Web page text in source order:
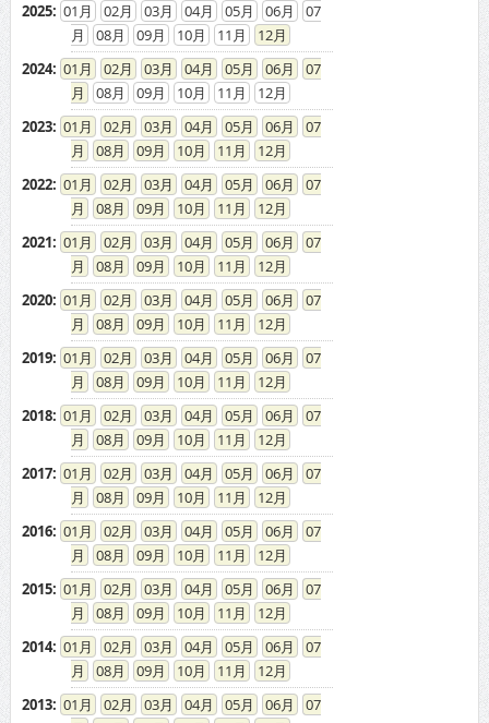
2025: 01 02 03 04 05 06
07
08
09 10 11
12
2024: 01 02 03 04 05 06
07
08
09 10 11
12
2023: 01 02 03 04 05 06
07
08
09 10 11
12
2022: 01 02 03 04 05 06
07
08
09 10 11
12
2021: 01 02 03 04 05 06
07
08
09 10 11
12
2020: 01 02 03 04 05 06
07
08
09 10 11
12
2019: 01 02 03 04 05 06
07
08
09 10 11
12
2018: 01 02 03 04 05 06
07
08
09 10 11
12
2017: 01 02 03 04 05 06
07
08
09 10 11
12
2016: 01 02 03 04 05 06
07
08
09 10 11
12
2015: 01 02 03 04 05 06
07
08
09 10 11
12
2014: 01 02 03 04 05 06
07
08
09 10 11
12
2013: 01 02 03 04 05 06
07